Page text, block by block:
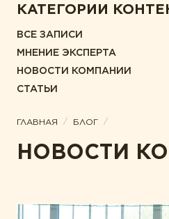
Антистресс
Диета и детокс
Для детей
Женское здоровье
ИСТОРИЯ СОЛГАР
МИРОВОЕ
КАТЕГОРИИ
ВСЕ ЗАПИСИ
МНЕНИЕ ЭКСПЕРТА
НОВОСТИ КОМПАНИИ
СТАТЬИ
ГЛАВНАЯ / БЛОГ /
НОВОСТИ